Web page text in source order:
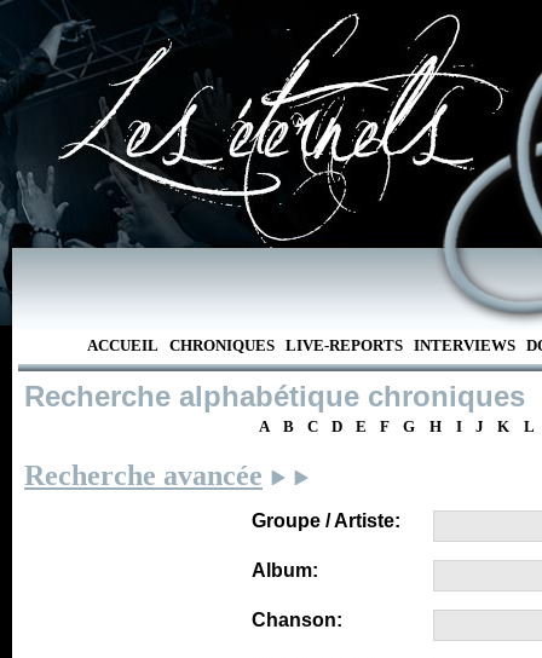
ACCUEIL CHRONIQUES LIVE-REPORTS INTERVIEWS
Recherche alphabétique chroniques
A B C D E F G H I J K L
Recherche avancée
Groupe / Artiste:
Album:
Chanson: